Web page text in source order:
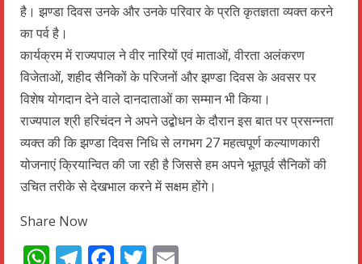
है। झण्डा दिवस उनके और उनके परिवार के प्रति कृतज्ञता व्यक्त करने
का पर्व है।
कार्यक्रम में राज्यपाल ने वीर नारियों एवं माताओं, वीरता अलंकरण
विजेताओं, शहीद सैनिकों के परिजनों और झण्डा दिवस के अवसर पर
विशेष योगदान देने वाले दानदाताओं का सम्मान भी किया।
राज्यपाल श्री हरिचंदन ने अपने उद्बोधन के दौरान इस बात पर प्रसन्नता
व्यक्त की कि झण्डा दिवस निधि से लगभग 27 महत्वपूर्ण कल्याणकारी
योजनाएं क्रियान्वित की जा रही है जिससे हम अपने भूतपूर्व सैनिकों की
उचित तरीके से देखभाल करने में सक्षम होंगे।
Share Now